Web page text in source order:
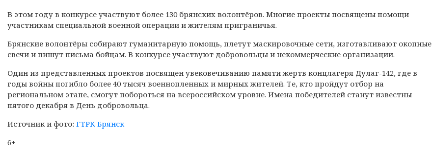
В этом году в конкурсе участвуют более 130 брянских волонтёров. Многие проекты посвящены помощи
участникам специальной военной операции и жителям приграничья.
Брянские волонтёры собирают гуманитарную помощь, плетут маскировочные сети, изготавливают окопные
свечи и пишут письма бойцам. В конкурсе участвуют добровольцы и некоммерческие организации.
Один из представленных проектов посвящен увековечиванию памяти жертв концлагеря Дулаг-142, где в
годы войны погибло более 40 тысяч военнопленных и мирных жителей. Те, кто пройдут отбор на
региональном этапе, смогут побороться на всероссийском уровне. Имена победителей станут известны
пятого декабря в День добровольца.
Источник и фото: ГТРК Брянск
6+